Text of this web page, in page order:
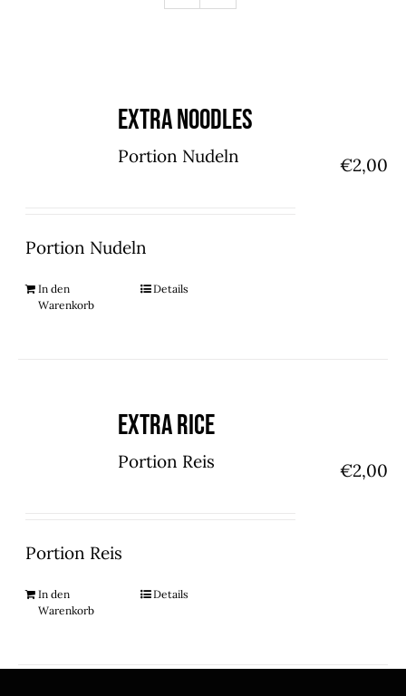
Extra Noodles
Portion Nudeln €2,00
Portion Nudeln
In den
Warenkorb
Details
Extra Rice
Portion Reis €2,00
Portion Reis
In den
Warenkorb
Details